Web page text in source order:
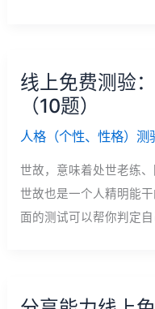
线上免费测验
（10题）
人格（个性、性格）测
世故，意味着处世老练
世故也是一个人精明能
面的测试可以帮你判定自